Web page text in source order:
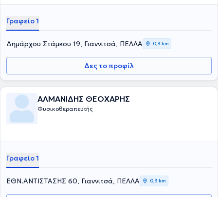
Γραφείο 1
Δημάρχου Στάμκου 19, Γιαννιτσά, ΠΕΛΛΑ 0,3 km
Δες το προφίλ
ΑΛΜΑΝΙΔΗΣ ΘΕΟΧΑΡΗΣ
Φυσικοθεραπευτής
Γραφείο 1
ΕΘΝ.ΑΝΤΙΣΤΑΣΗΣ 60, Γιαννιτσά, ΠΕΛΛΑ 0,3 km